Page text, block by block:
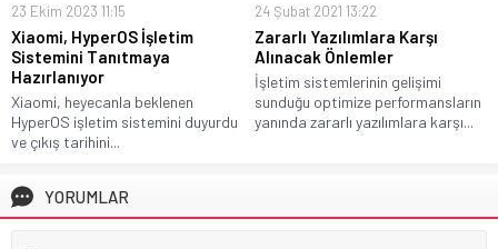
23 Ekim 2023 11:15
Xiaomi, HyperOS İşletim
Sistemini Tanıtmaya
Hazırlanıyor
Xiaomi, heyecanla beklenen
HyperOS işletim sistemini duyurdu
ve çıkış tarihini...
24 Şubat 2021 13:22
Zararlı Yazılımlara Karşı
Alınacak Önlemler
İşletim sistemlerinin gelişimi
sunduğu optimize performansların
yanında zararlı yazılımlara karşı...
YORUMLAR